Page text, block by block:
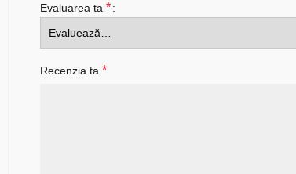
Evaluarea ta *
Recenzia ta *